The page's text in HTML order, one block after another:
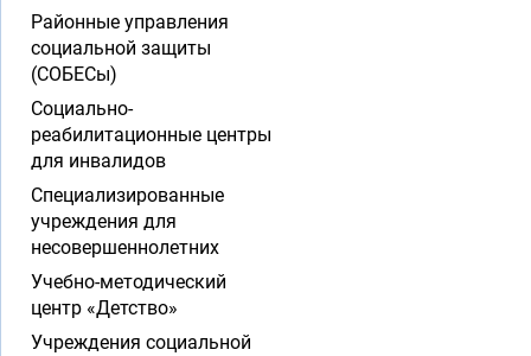
Районные управления
социальной защиты
(СОБЕСы)
Социально-
реабилитационные центры
для инвалидов
Специализированные
учреждения для
несовершеннолетних
Учебно-методический
центр «Детство»
Учреждения социальной